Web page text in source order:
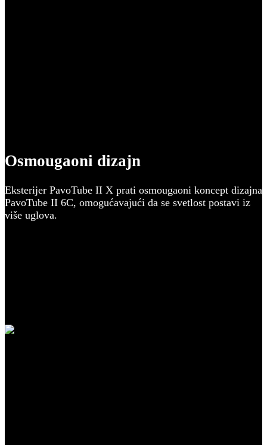
Osmougaoni dizajn
Eksterijer PavoTube II X prati osmougaoni koncept dizajna
PavoTube II 6C, omogućavajući da se svetlost postavi iz
više uglova.